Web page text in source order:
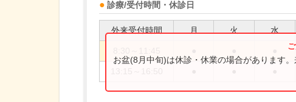
診療/受付時間・休診日
外来受付時間 月 火 水
お盆(8月中旬)は休診・休業の場合があります